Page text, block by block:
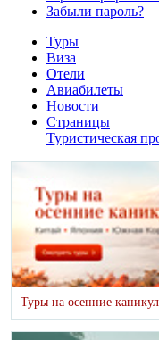
Забыли пароль?
Туры
Виза
Отели
Авиабилеты
Новости
Страницы
Туристическая
Туры на осенние